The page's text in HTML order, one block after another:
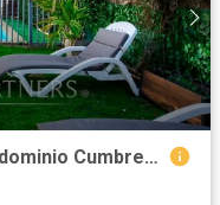
Venta de moderna casa en Condominio Cumbres, en sector alto de Peñalolén a pasos de La Reina